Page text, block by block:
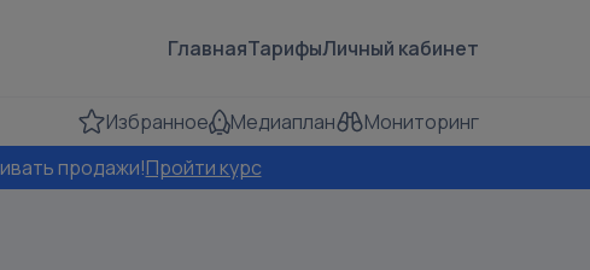
ГлавнаяТарифыЛичный кабинет
Избранное Медиаплан
Мониторинг
продажи!Пройти курс